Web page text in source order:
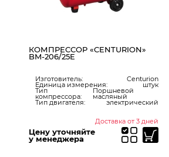
КОМПРЕССОР «CENTURION»
BM-206/25E
Изготовитель: Centurion
Единица измерения: штук
Тип
компрессора:
Поршневой
масляный
Тип двигателя: электрический
Доставка от 3 дней
Цену уточняйте
у менеджера